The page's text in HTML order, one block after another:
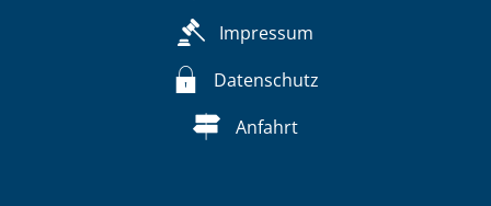
Impressum
Datenschutz
Anfahrt